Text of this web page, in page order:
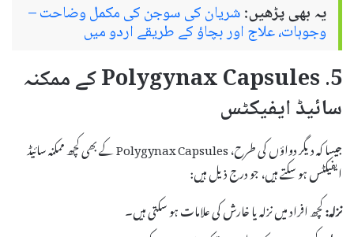
یہ بھی پڑھیں:شریان کی سوجن کی مکمل وضاحت –
وجوہات، علاج اور بچاؤ کے طریقے اردو میں
5. Polygynax Capsules کے ممکنہ
سائیڈ ایفیکٹس
جیسا کہ دیگر دواؤں کی طرح، Polygynax Capsules کے بھی کچھ ممکنہ سائیڈ
ایفیکٹس ہو سکتے ہیں، جو درج ذیل ہیں:
نزلہ:کچھ افراد میں نزلہ یا خارش کی علامات ہو سکتی ہیں۔